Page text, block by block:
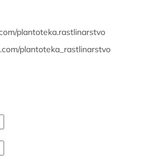
plantoteka.rastlinarstvo
plantoteka_rastlinarstvo